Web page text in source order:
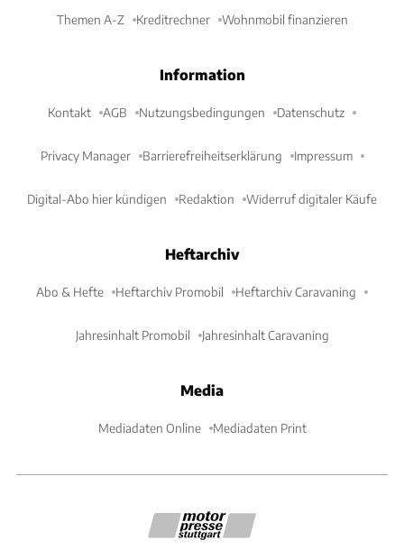
Themen A-Z Kreditrechner Wohnmobil finanzieren
Information
Kontakt AGB Nutzungsbedingungen Datenschutz
Privacy Manager Barrierefreiheitserklärung Impressum
Digital-Abo hier kündigen Redaktion Widerruf digitaler Käufe
Heftarchiv
Abo & Hefte Heftarchiv Promobil Heftarchiv Caravaning
Jahresinhalt Promobil Jahresinhalt Caravaning
Media
Mediadaten Online Mediadaten Print